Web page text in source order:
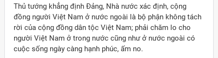
Thủ tướng khẳng định Đảng, Nhà nước xác định, cộng
đồng người Việt Nam ở nước ngoài là bộ phận không tách
rời của cộng đồng dân tộc Việt Nam; phải chăm lo cho
người Việt Nam ở trong nước cũng như ở nước ngoài có
cuộc sống ngày càng hạnh phúc, ấm no.